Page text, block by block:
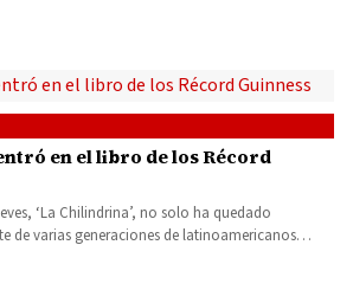
en el libro de los Récord
‘La Chilindrina’, no solo ha quedado
de varias generaciones de latinoamericanos…